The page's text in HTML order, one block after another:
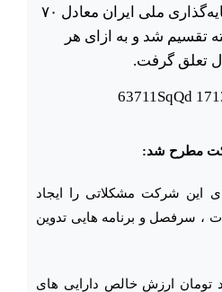
بر اساس رای سرمایه‌گذاری ملی ایران معادل ۷۰
تقسیم شد و به ازای هر
مطرح شد:
این شرکت مشکلاتی را ایجاد
، سرفصل و برنامه هایی تدوین
میلیارد تومان ارزش خالص دارایی های